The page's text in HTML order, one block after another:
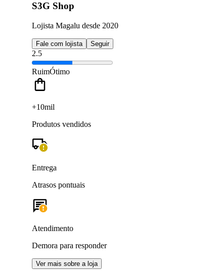
S3G Shop
Lojista Magalu desde 2020
Fale com lojista Seguir
2.5
RuimÓtimo
+10mil
Produtos vendidos
Entrega
Atrasos pontuais
Atendimento
Demora para responder
Ver mais sobre a loja